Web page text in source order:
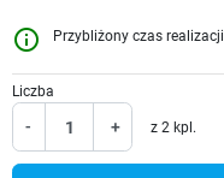
info_outline Przybliżony czas
Liczba
- + z 2 kpl.